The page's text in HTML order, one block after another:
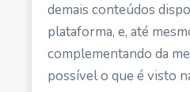
demais conteúdos
plataforma, e, até
complementando da
possível o que é visto